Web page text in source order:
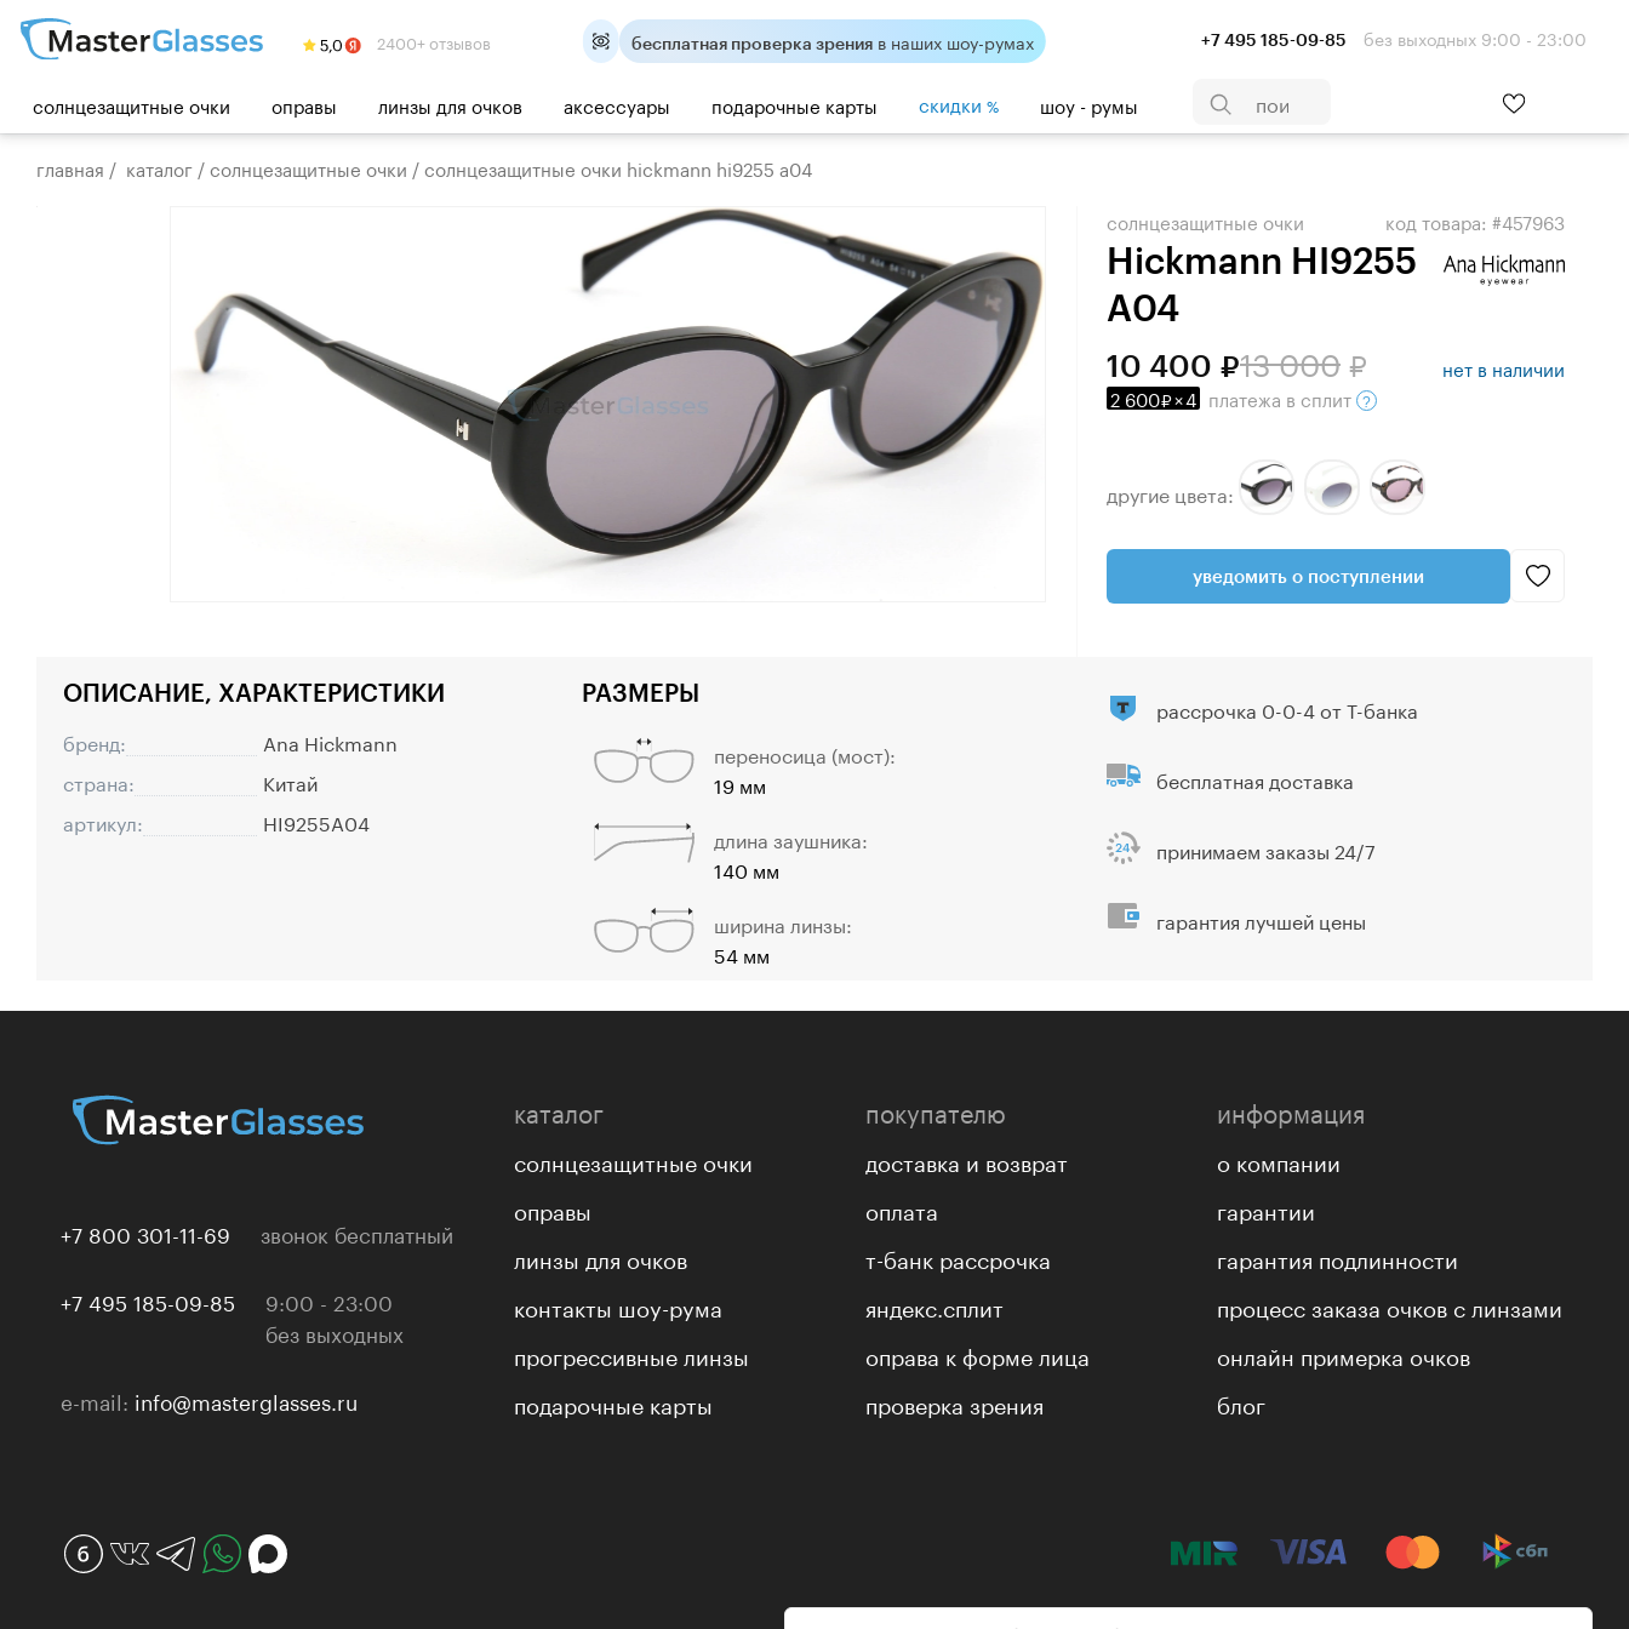
2400+ отзывов +7 495 185-09-85 без выходных 9:00 - 23:00
бесплатная проверка зрения в наших шоу-румах
солнцезащитные очки оправы линзы для очков аксессуары подарочные карты скидки % шоу - румы
главная / каталог /солнцезащитные очки /солнцезащитные очки hickmann hi9255 a04
солнцезащитные очки
Hickmann HI9255
A04
код товара: #457963
13 000
10 400
2 600 ×4 платежа в сплит
нет в наличии
другие цвета:
уведомить о поступлении
ОПИСАНИЕ, ХАРАКТЕРИСТИКИ
бренд:
Ana Hickmann
страна:
Китай
артикул:
HI9255A04
РАЗМЕРЫ
переносица (мост):
19 мм
длина заушника:
140 мм
ширина линзы:
54 мм
рассрочка 0-0-4 от Т-банка
бесплатная доставка
принимаем заказы 24/7
гарантия лучшей цены
+7 800 301-11-69 звонок бесплатный
+7 495 185-09-85
9:00 - 23:00
без выходных
e-mail: info@masterglasses.ru
каталог
солнцезащитные очки
оправы
линзы для очков
контакты шоу-рума
прогрессивные линзы
подарочные карты
покупателю
доставка и возврат
оплата
т-банк рассрочка
яндекс.сплит
оправа к форме лица
проверка зрения
информация
о компании
гарантии
гарантия подлинности
процесс заказа очков с линзами
онлайн примерка очков
блог